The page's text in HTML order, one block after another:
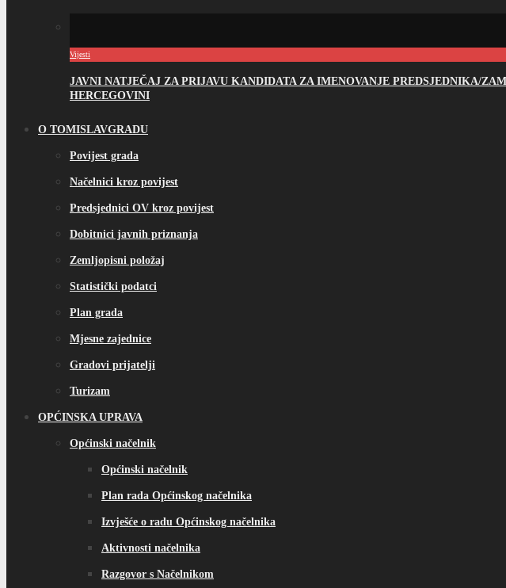
Vijesti
JAVNI NATJEČAJ ZA PRIJAVU KANDIDATA ZA IMENOVANJE PREDSJEDNIKA/
HERCEGOVINI
O TOMISLAVGRADU
Povijest grada
Načelnici kroz povijest
Predsjednici OV kroz povijest
Dobitnici javnih priznanja
Zemljopisni položaj
Statistički podatci
Plan grada
Mjesne zajednice
Gradovi prijatelji
Turizam
OPĆINSKA UPRAVA
Općinski načelnik
Općinski načelnik
Plan rada Općinskog načelnika
Izvješće o radu Općinskog načelnika
Aktivnosti načelnika
Razgovor s Načelnikom